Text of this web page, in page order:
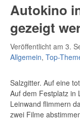
Autokino
gezeigt
Veröffentlicht am 3.
Allgemein, Top-
Salzgitter. Auf eine
Auf dem Festplatz in
Leinwand flimmern
zwei Filme